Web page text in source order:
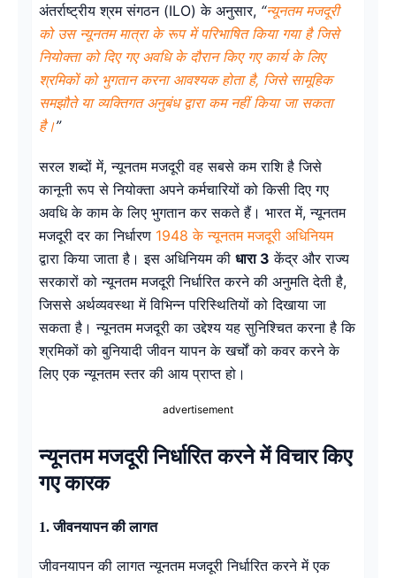
Email
अंतर्राष्ट्रीय श्रम संगठन (ILO) के अनुसार, “न्यूनतम मजदूरी
को उस न्यूनतम मात्रा के रूप में परिभाषित किया गया है जिसे
नियोक्ता को दिए गए अवधि के दौरान किए गए कार्य के लिए
श्रमिकों को भुगतान करना आवश्यक होता है, जिसे सामूहिक
समझौते या व्यक्तिगत अनुबंध द्वारा कम नहीं किया जा सकता
है।”
सरल शब्दों में, न्यूनतम मजदूरी वह सबसे कम राशि है जिसे
कानूनी रूप से नियोक्ता अपने कर्मचारियों को किसी दिए गए
अवधि के काम के लिए भुगतान कर सकते हैं। भारत में, न्यूनतम
मजदूरी दर का निर्धारण 1948 के न्यूनतम मजदूरी अधिनियम
द्वारा किया जाता है। इस अधिनियम की धारा 3 केंद्र और राज्य
सरकारों को न्यूनतम मजदूरी निर्धारित करने की अनुमति देती है,
जिससे अर्थव्यवस्था में विभिन्न परिस्थितियों को दिखाया जा
सकता है। न्यूनतम मजदूरी का उद्देश्य यह सुनिश्चित करना है कि
श्रमिकों को बुनियादी जीवन यापन के खर्चों को कवर करने के
लिए एक न्यूनतम स्तर की आय प्राप्त हो।
advertisement
न्यूनतम मजदूरी निर्धारित करने में विचार किए
गए कारक
1. जीवनयापन की लागत
जीवनयापन की लागत न्यूनतम मजदूरी निर्धारित करने में एक